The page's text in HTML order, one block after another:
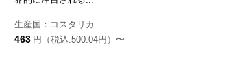
生産国：コスタリカ
463 円（税込:500.04円）〜